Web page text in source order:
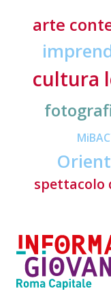
arte
cultura
spettacolo